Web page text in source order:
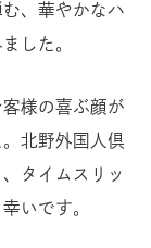
、華やかなハ
した。
様の喜ぶ顔が
北野外国人倶
タイムスリッ
いです。